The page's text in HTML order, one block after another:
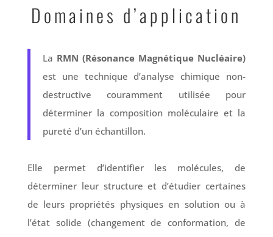
Domaines d’application
La RMN (Résonance Magnétique Nucléaire)
est une technique d’analyse chimique non-
destructive couramment utilisée pour
déterminer la composition moléculaire et la
pureté d’un échantillon.
Elle permet d’identifier les molécules, de
déterminer leur structure et d’étudier certaines
de leurs propriétés physiques en solution ou à
l’état solide (changement de conformation, de